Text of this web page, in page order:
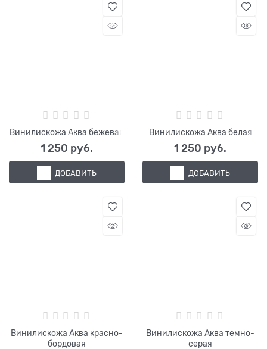
Винилискожа Аква бежевая
1 250 руб.
ДОБАВИТЬ
Винилискожа Аква белая
1 250 руб.
ДОБАВИТЬ
Винилискожа Аква красно-
бордовая
Винилискожа Аква темно-
серая